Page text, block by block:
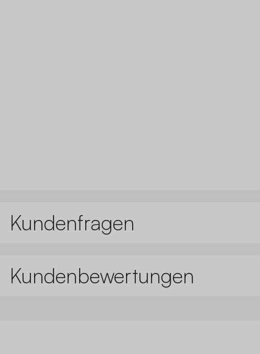
Kundenfragen
Kundenbewertungen